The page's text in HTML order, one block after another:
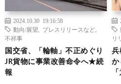
2024.10.30 19:16:58
動向/展望
プレスリリースなど
不祥事
国交省、「輪軸」不正めぐり
JR貨物に事業改善命令へ★続
報
リ
兵
か